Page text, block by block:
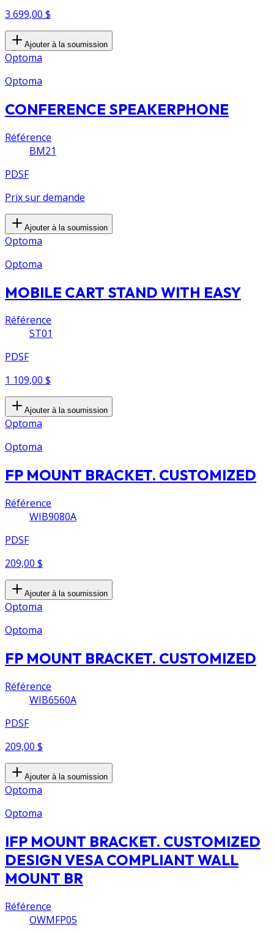
3 699,00 $
Ajouter à la soumission
Optoma
Optoma
CONFERENCE SPEAKERPHONE
Référence
BM21
PDSF
Prix sur demande
Ajouter à la soumission
Optoma
Optoma
MOBILE CART STAND WITH EASY
Référence
ST01
PDSF
1 109,00 $
Ajouter à la soumission
Optoma
Optoma
FP MOUNT BRACKET. CUSTOMIZED
Référence
WIB9080A
PDSF
209,00 $
Ajouter à la soumission
Optoma
Optoma
FP MOUNT BRACKET. CUSTOMIZED
Référence
WIB6560A
PDSF
209,00 $
Ajouter à la soumission
Optoma
Optoma
IFP MOUNT BRACKET. CUSTOMIZED
DESIGN VESA COMPLIANT WALL
MOUNT BR
Référence
OWMFP05